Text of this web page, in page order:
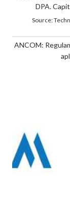
DPA.
Source:
ANCOM: